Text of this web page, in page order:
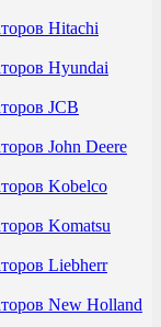
Hitachi
Hyundai
JCB
John Deere
Kobelco
Komatsu
Liebherr
New Holland